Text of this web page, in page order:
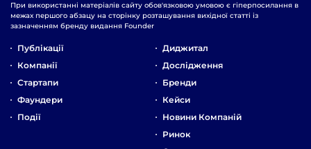
При використанні матеріалів сайту обов'язковою умовою є гіперпосилання в
межах першого абзацу на сторінку розташування вихідної статті із
зазначенням бренду видання Founder
Публікації
Компанії
Стартапи
Фаундери
Події
Диджитал
Дослідження
Бренди
Кейси
Новини Компаній
Ринок